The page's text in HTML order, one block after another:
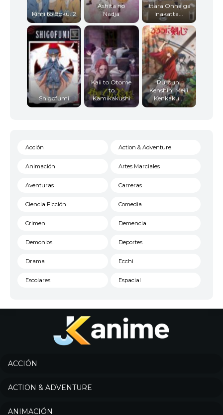
Kimi to Boku. 2
Ashita no
Nadja
Ittara Onna ga
Inakatta...
Shigofumi
Kaii to Otome
to
Kamikakushi
Rurouni
Kenshin: Meiji
Kenkaku...
Acción Action & Adventure
Animación Artes Marciales
Aventuras Carreras
Ciencia Ficción Comedia
Crimen Demencia
Demonios Deportes
Drama Ecchi
Escolares Espacial
Historico
Josei
Música
ACCIÓN
ACTION & ADVENTURE
ANIMACIÓN